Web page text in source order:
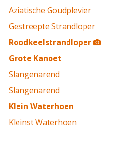
Aziatische Goudplevier
Gestreepte Strandloper
Roodkeelstrandloper
Grote Kanoet
Slangenarend
Slangenarend
Klein Waterhoen
Kleinst Waterhoen